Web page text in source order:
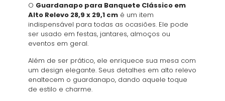
O Guardanapo para Banquete Clássico em
Alto Relevo 28,9 x 29,1 cm é um item
indispensável para todas as ocasiões. Ele pode
ser usado em festas, jantares, almoços ou
eventos em geral.
Além de ser prático, ele enriquece sua mesa com
um design elegante. Seus detalhes em alto relevo
enaltecem o guardanapo, dando aquele toque
de estilo e charme.